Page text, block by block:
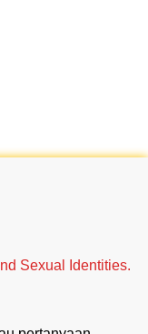
Sexual Identities.